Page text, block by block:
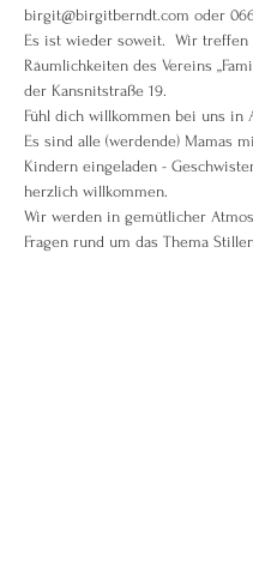
birgit@birgitberndt.com oder
Es ist wieder soweit.  Wir
Räumlichkeiten des Vereins
der Kansnitstraße 19.
Fühl dich willkommen bei uns in
Es sind alle (werdende) Mamas
Kindern eingeladen -
herzlich willkommen.
Wir werden in gemütlicher
Fragen rund um das Thema